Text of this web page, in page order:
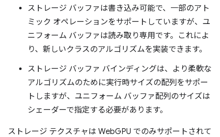
ストレージ バッファは書き込み可能で、一部のアト
ミック オペレーションをサポートしていますが、ユ
ニフォーム バッファは読み取り専用です。これによ
り、新しいクラスのアルゴリズムを実装できます。
ストレージ バッファ バインディングは、より柔軟な
アルゴリズムのために実行時サイズの配列をサポー
トしますが、ユニフォーム バッファ配列のサイズは
シェーダーで指定する必要があります。
ストレージ テクスチャは WebGPU でのみサポートされて